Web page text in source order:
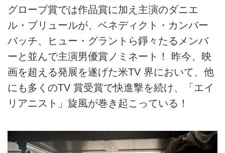
グローブ賞では作品賞に加え主演のダニエ
ル・ブリュールが、ベネディクト・カンバー
バッチ、ヒュー・グラントら錚々たるメンバ
ーと並んで主演男優賞ノミネート！ 昨今、映
画を超える発展を遂げた米TV 界において、他
にも多くのTV 賞受賞で快進撃を続け、「エイ
リアニスト」旋風が巻き起こっている！